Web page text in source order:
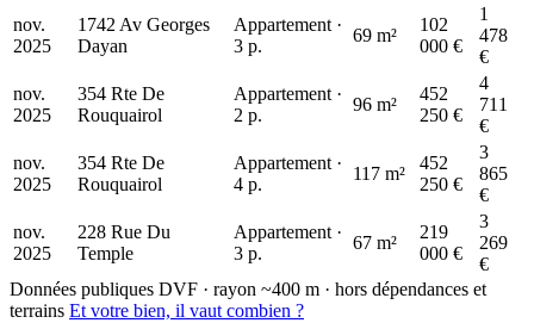
nov.
2025
1742 Av Georges
Dayan
Appartement ·
3 p.
69 m²
102
000 €
1
478
€
nov.
2025
354 Rte De
Rouquairol
Appartement ·
2 p.
96 m²
452
250 €
4
711
€
nov.
2025
354 Rte De
Rouquairol
Appartement ·
4 p.
117 m²
452
250 €
3
865
€
nov.
2025
228 Rue Du
Temple
Appartement ·
3 p.
67 m²
219
000 €
3
269
€
Données publiques DVF · rayon ~400 m · hors dépendances et
terrains Et votre bien, il vaut combien ?